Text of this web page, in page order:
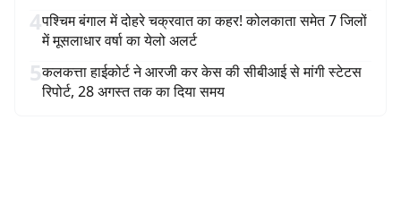
4पश्चिम बंगाल में दोहरे चक्रवात का कहर! कोलकाता समेत 7 जिलों
में मूसलाधार वर्षा का येलो अलर्ट
5कलकत्ता हाईकोर्ट ने आरजी कर केस की सीबीआई से मांगी स्टेटस
रिपोर्ट, 28 अगस्त तक का दिया समय